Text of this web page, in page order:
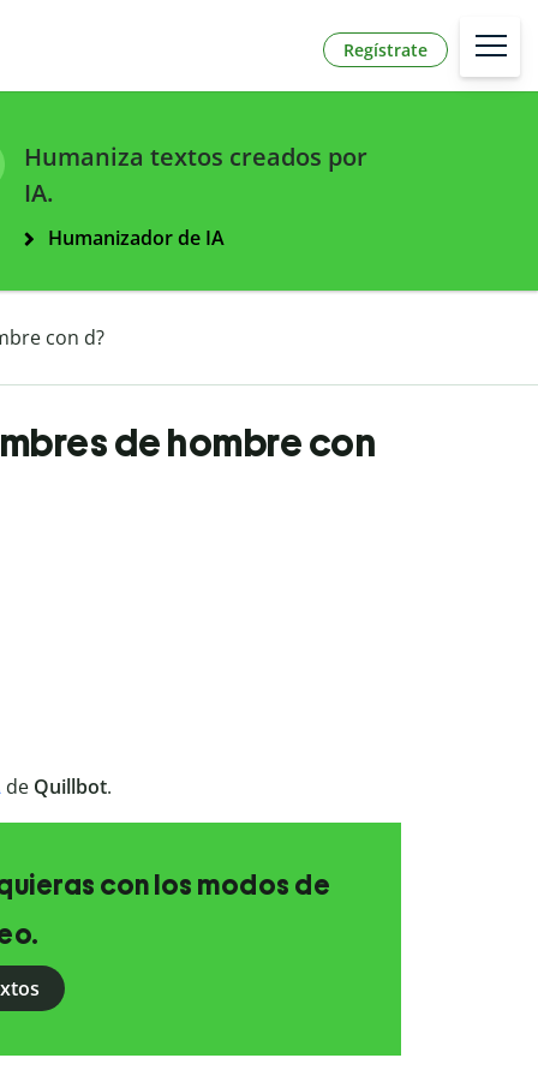
Regístrate
Humaniza textos creados por
IA.
Humanizador de IA
con d?
de hombre con
de Quillbot.
con los modos de